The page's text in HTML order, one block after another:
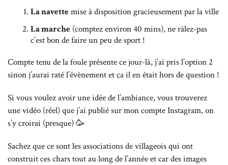
La navettemise à disposition gracieusement par la ville
La marche (comptez environ 40 mins), ne râlez-pas
c’est bon de faire un peu de sport !
Compte tenu de la foule présente ce jour-là, j’ai pris l’option 2
sinon j’aurai raté l’évènement et ça il en était hors de question !
Si vous voulez avoir une idée de l’ambiance, vous trouverez
une vidéo (réel) que j’ai publié sur mon compte Instagram, on
s’y croirai (presque) 🥳
Sachez que ce sont les associations de villageois qui ont
construit ces chars tout au long de l’année et car des images